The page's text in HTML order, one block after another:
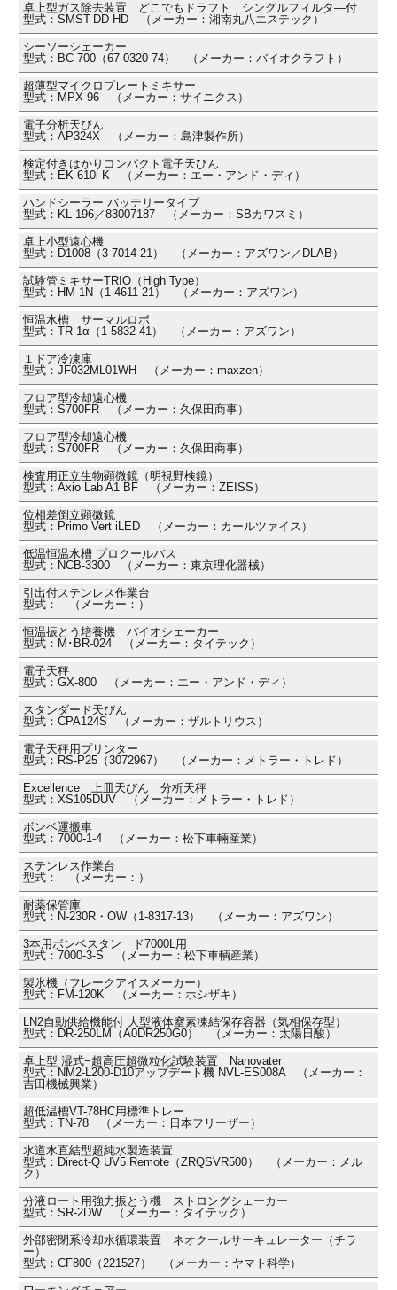
卓上型ガス除去装置 どこでもドラフト シングルフィルタ―付
型式：SMST-DD-HD （メーカー：湘南丸八エステック）
シーソーシェーカー
型式：BC-700（67-0320-74） （メーカー：バイオクラフト）
超薄型マイクロプレートミキサー
型式：MPX-96 （メーカー：サイニクス）
電子分析天びん
型式：AP324X （メーカー：島津製作所）
検定付きはかりコンパクト電子天びん
型式：EK-610i-K （メーカー：エー・アンド・ディ）
ハンドシーラー バッテリータイプ
型式：KL-196／83007187 （メーカー：SBカワスミ）
卓上小型遠心機
型式：D1008（3-7014-21） （メーカー：アズワン／DLAB）
試験管ミキサーTRIO（High Type）
型式：HM-1N（1-4611-21） （メーカー：アズワン）
恒温水槽 サーマルロボ
型式：TR-1α（1-5832-41） （メーカー：アズワン）
１ドア冷凍庫
型式：JF032ML01WH （メーカー：maxzen）
フロア型冷却遠心機
型式：S700FR （メーカー：久保田商事）
フロア型冷却遠心機
型式：S700FR （メーカー：久保田商事）
検査用正立生物顕微鏡（明視野検鏡）
型式：Axio Lab A1 BF （メーカー：ZEISS）
位相差倒立顕微鏡
型式：Primo Vert iLED （メーカー：カールツァイス）
低温恒温水槽 プロクールバス
型式：NCB-3300 （メーカー：東京理化器械）
引出付ステンレス作業台
型式： （メーカー：）
恒温振とう培養機 バイオシェーカー
型式：M･BR-024 （メーカー：タイテック）
電子天秤
型式：GX-800 （メーカー：エー・アンド・ディ）
スタンダード天びん
型式：CPA124S （メーカー：ザルトリウス）
電子天秤用プリンター
型式：RS-P25（3072967） （メーカー：メトラー・トレド）
Excellence 上皿天びん 分析天秤
型式：XS105DUV （メーカー：メトラー・トレド）
ボンベ運搬車
型式：7000-1-4 （メーカー：松下車輛産業）
ステンレス作業台
型式： （メーカー：）
耐薬保管庫
型式：N-230R・OW（1-8317-13） （メーカー：アズワン）
3本用ボンベスタン ド7000L用
型式：7000-3-S （メーカー：松下車輌産業）
製氷機（フレークアイスメーカー）
型式：FM-120K （メーカー：ホシザキ）
LN2自動供給機能付 大型液体窒素凍結保存容器（気相保存型）
型式：DR-250LM（A0DR250G0） （メーカー：太陽日酸）
卓上型 湿式−超高圧超微粒化試験装置 Nanovater
型式：NM2-L200-D10アップデート機 NVL-ES008A （メーカー：
吉田機械興業）
超低温槽VT-78HC用標準トレー
型式：TN-78 （メーカー：日本フリーザー）
水道水直結型超純水製造装置
型式：Direct-Q UV5 Remote（ZRQSVR500） （メーカー：メル
ク）
分液ロート用強力振とう機 ストロングシェーカー
型式：SR-2DW （メーカー：タイテック）
外部密閉系冷却水循環装置 ネオクールサーキュレーター（チラ
ー）
型式：CF800（221527） （メーカー：ヤマト科学）